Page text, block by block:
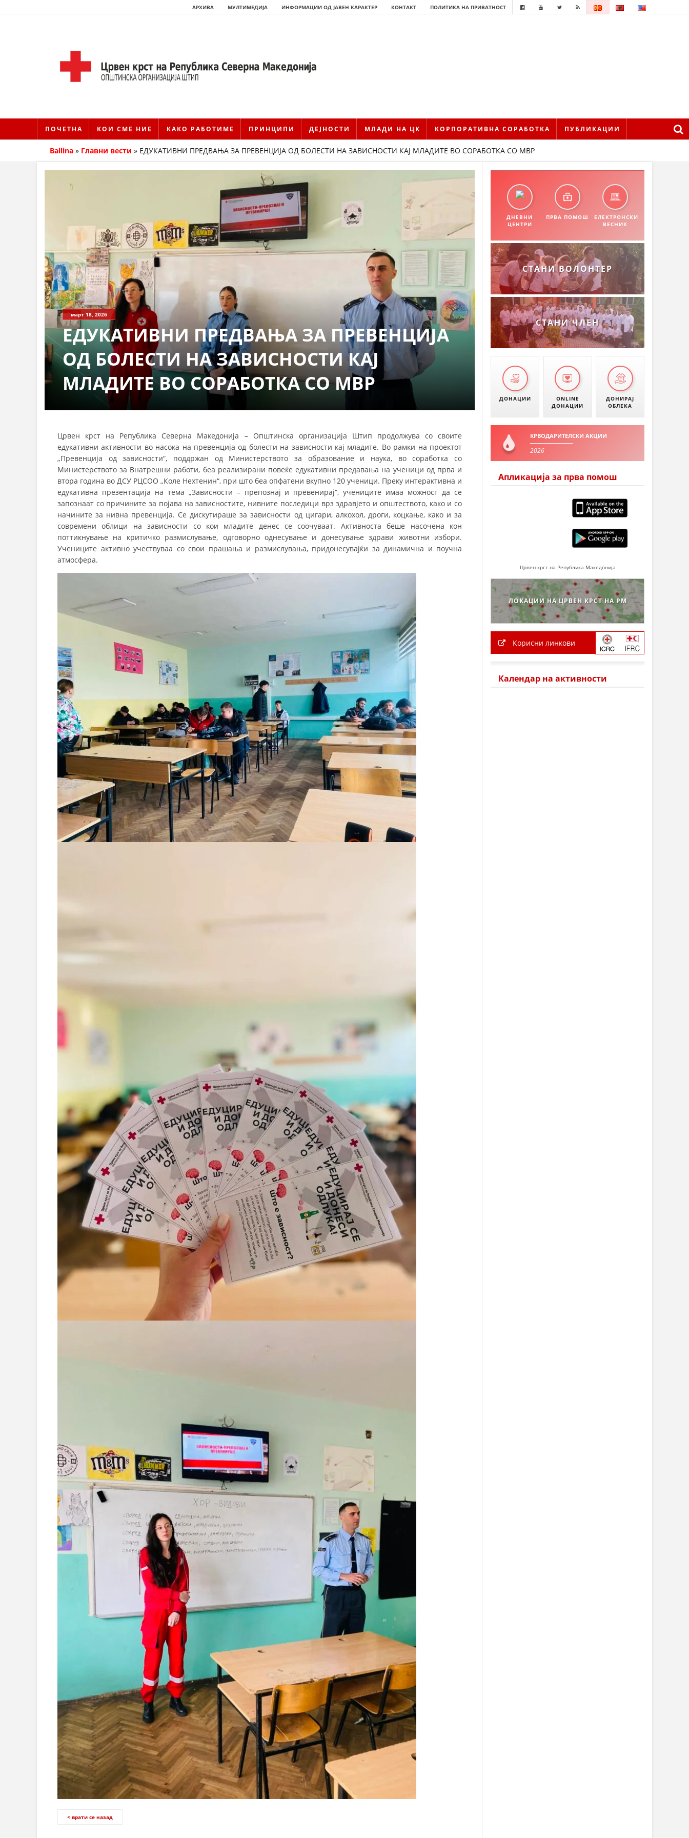
АРХИВА МУЛТИМЕДИЈА ИНФОРМАЦИИ ОД ЈАВЕН КАРАКТЕР КОНТАКТ ПОЛИТИКА НА ПРИВАТНОСТ
ПОЧЕТНА КОИ СМЕ НИЕ КАКО РАБОТИМЕ ПРИНЦИПИ ДЕЈНОСТИ МЛАДИ НА ЦК КОРПОРАТИВНА СОРАБОТКА ПУБЛИКАЦИИ
ИСТОРИЈАТ НА ДВИЖЕЊЕТО
СТРУКТУРА НА ОРГАНИЗАЦИЈАТА
КОНТАКТ ИНФОРМАЦИИ
ЧЛЕНСТВО ВО ПРОФЕСИОНАЛНИ ТЕЛА
ЗАКОН ЗА ЦКРМ
СТАТУТ НА ЦКРМ
СОБРАНИЕ
СТРУКТУРА И ОРГАНИЗАЦИОНА ПОСТАВЕНОСТ
ДИСЕМИНАЦИЈА
MЕЃУНАРОДНО ХУМАНИТАРНО ПРАВО
УПОТРЕБА И ЗАШТИТА НА АМБЛЕМОТ
СОЦИЈАЛНО ХУМАНИТАРНА ДЕЈНОСТ
ТИМОВИ НА ООЦК
ПРОЕКТИ – ПОДГОТВЕНОСТ И ДЕЈСТВУВАЊЕ ПРИ КАТАСТРОФИ
ОДНОСИ СО ЈАВНОСТ
ИСТРАЖУВАЊЕ НА ЈАВНО МИСЛЕЊЕ
МЕЃУНАРОДНА СОРАБОТКА
ДОГОВОРИ
ЗНАЧЕЊЕ НА СЛУЖБАТА ЗА БАРАЊЕ
ФОРМУЛАРИ ЗА БАРАЊА
ЗДРАВСТВЕНО ПРЕВЕНТИВНА ДЕЈНОСТ
КРВОДАРИТЕЛСТВО
ИНФОРМАЦИИ ЗА БОЛЕСТИ
ЕДУКАТИВНО ИНФОРМАТИВНИ МАТЕРИЈАЛИ
ПОСТЕРИ
ПРЕЗЕНТАЦИИ
Ballina » Главни вести » ЕДУКАТИВНИ ПРЕДВАЊА ЗА ПРЕВЕНЦИЈА ОД БОЛЕСТИ НА ЗАВИСНОСТИ КАЈ МЛАДИТЕ ВО СОРАБОТКА СО МВР
март 18, 2026
ЕДУКАТИВНИ ПРЕДВАЊА ЗА ПРЕВЕНЦИЈА
ОД БОЛЕСТИ НА ЗАВИСНОСТИ КАЈ
МЛАДИТЕ ВО СОРАБОТКА СО МВР
Црвен крст на Република Северна Македонија – Општинска организација Штип продолжува со своите
едукативни активности во насока на превенција од болести на зависности кај младите. Во рамки на проектот
„Превенција од зависности“, поддржан од Министерството за образование и наука, во соработка со
Министерството за Внатрешни работи, беа реализирани повеќе едукативни предавања на ученици од прва и
втора година во ДСУ РЦСОО „Коле Нехтенин“, при што беа опфатени вкупно 120 ученици. Преку интерактивна и
едукативна презентација на тема „Зависности – препознај и превенирај“, учениците имаа можност да се
запознаат со причините за појава на зависностите, нивните последици врз здравјето и општеството, како и со
начините за нивна превенција. Се дискутираше за зависности од цигари, алкохол, дроги, коцкање, како и за
современи облици на зависности со кои младите денес се соочуваат. Активноста беше насочена кон
поттикнување на критичко размислување, одговорно однесување и донесување здрави животни избори.
Учениците активно учествуваа со свои прашања и размислувања, придонесувајќи за динамична и поучна
атмосфера.
< врати се назад
ДНЕВНИ
ЦЕНТРИ
ПРВА ПОМОШ
ЕЛЕКТРОНСКИ
ВЕСНИК
СТАНИ ВОЛОНТЕР
СТАНИ ЧЛЕН
ДОНАЦИИ
ONLINE
ДОНАЦИИ
ДОНИРАЈ
ОБЛЕКА
КРВОДАРИТЕЛСКИ АКЦИИ
2026
Апликација за прва помош
Црвен крст на Република Македонија
ЛОКАЦИИ НА ЦРВЕН КРСТ НА РМ
Корисни линкови
Календар на активности